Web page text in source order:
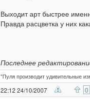
Выходит арт быстрее
Правда расцветка у них
Последнее
"Пуля производит удивительные
22:12 24/10/2007 0